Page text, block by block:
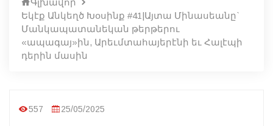
Եկէք Անկեղծ Խօսինք #41|Այտա Մինասեանը`
Մանկապատանեկան թերթերու
«ապագայ»ին, Արեւմտահայերէնի եւ Հալէպի
դերին մասին
557 25/05/2025